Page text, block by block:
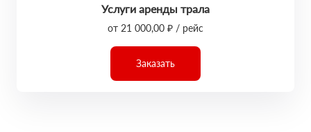
Услуги аренды трала
от 21 000,00 ₽ / рейс
Заказать